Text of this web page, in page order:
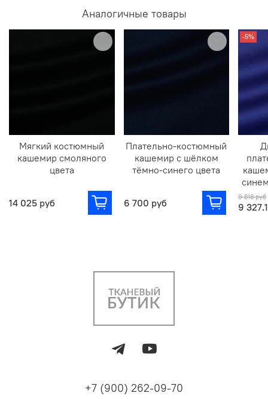
Аналогичные товары
Мягкий костюмный
кашемир смоляного
цвета
14 025 руб
Плательно-костюмный
кашемир с шёлком
тёмно-синего цвета
6 700 руб
-5%
9 818 руб
9
+7 (900) 262-09-70